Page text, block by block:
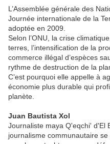
L’Assemblée générale des
Journée internationale de la
adoptée en 2009.
Selon l’ONU, la crise
terres, l’intensification de la
commerce illégal d’espèces
rythme de destruction de la
C’est pourquoi elle appelle à
économie plus durable qui
planète.
Juan Bautista Xol
Journaliste maya Q'eqchi' d'El
journalisme communautaire